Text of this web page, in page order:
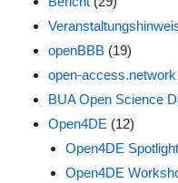
openBBB (19)
open-access.network
BUA Open Science
Open4DE (12)
Open4DE
Open4DE